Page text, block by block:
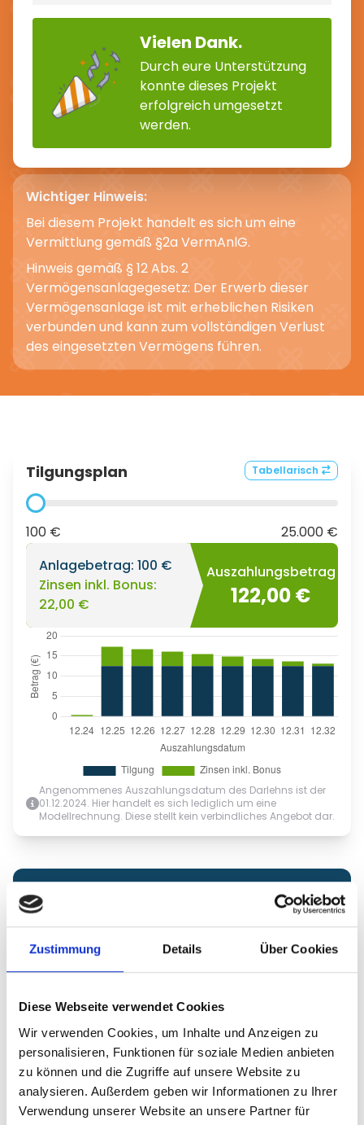
Zustimmung Details Über Cookies
Diese Webseite verwendet Cookies
Wir verwenden Cookies, um Inhalte und Anzeigen zu
personalisieren, Funktionen für soziale Medien anbieten
zu können und die Zugriffe auf unsere Website zu
analysieren. Außerdem geben wir Informationen zu Ihrer
Verwendung unserer Website an unsere Partner für
Vielen Dank.
Durch eure Unterstützung
konnte dieses Projekt
erfolgreich umgesetzt
werden.
Wichtiger Hinweis:
Bei diesem Projekt handelt es sich um eine
Vermittlung gemäß §2a VermAnlG.
Hinweis gemäß § 12 Abs. 2
Vermögensanlagegesetz: Der Erwerb dieser
Vermögensanlage ist mit erheblichen Risiken
verbunden und kann zum vollständigen Verlust
des eingesetzten Vermögens führen.
Tilgungsplan Tabellarisch
100 €
25.000 €
Anlagebetrag: 100 €
Zinsen inkl. Bonus:
22,00 €
Auszahlungsbetrag
122,00 €
Angenommenes Auszahlungsdatum des Darlehns ist der
01.12.2024. Hier handelt es sich lediglich um eine
Modellrechnung. Diese stellt kein verbindliches Angebot dar.
Letzte Investitionen
vor 1 Jahr
2.100 €
vor 1 Jahr
Anonymaus Bayern 400 €
vor 1 Jahr
Anonym
aus Rheinland-Pfalz 3.000 €